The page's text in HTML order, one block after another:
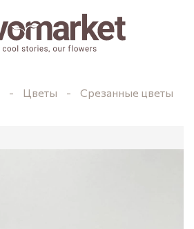
Цветы
Срезанные цветы